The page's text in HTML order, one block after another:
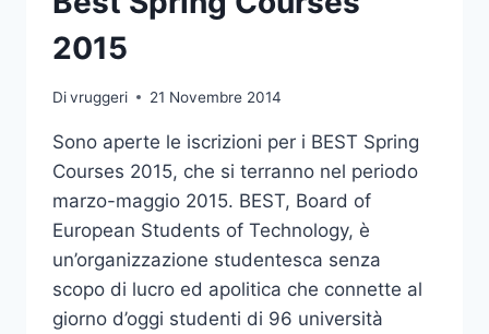
2015
Divruggeri 21 Novembre 2014
Sono aperte le iscrizioni per i BEST Spring
Courses 2015, che si terranno nel periodo
marzo-maggio 2015. BEST, Board of
European Students of Technology, è
un’organizzazione studentesca senza
scopo di lucro ed apolitica che connette al
giorno d’oggi studenti di 96 università